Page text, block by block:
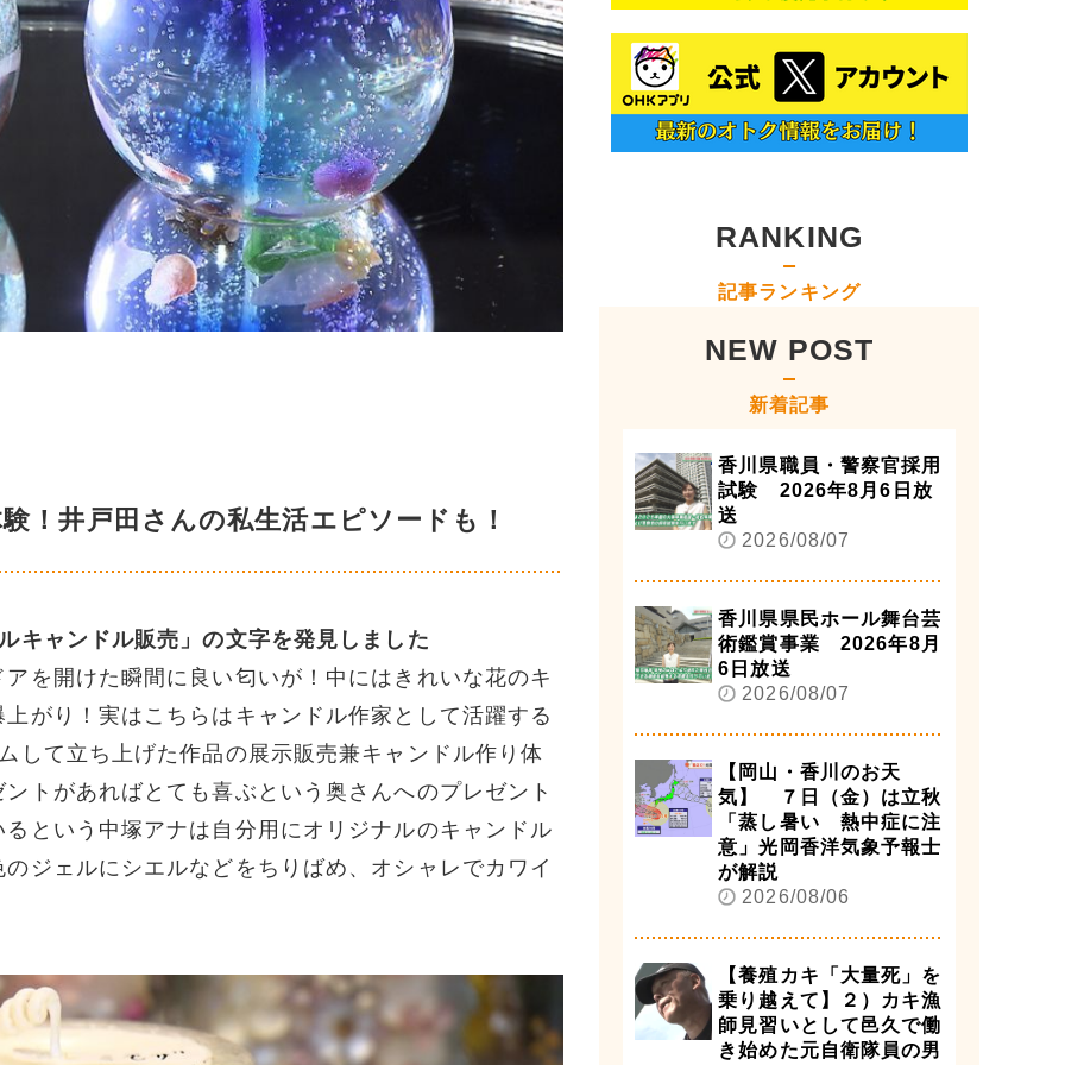
！井戸田さんの私生活エピソードも！
キャンドル販売」の文字を発見しました
を開けた瞬間に良い匂いが！中にはきれいな花のキ
がり！実はこちらはキャンドル作家として活躍する
して立ち上げた作品の展示販売兼キャンドル作り体
トがあればとても喜ぶという奥さんへのプレゼント
という中塚アナは自分用にオリジナルのキャンドル
ジェルにシエルなどをちりばめ、オシャレでカワイ
RANKING
記事ランキング
NEW POST
新着記事
香川県職員・警察官採用
試験 2026年8月6日放
送
2026/08/07
香川県県民ホール舞台芸
術鑑賞事業 2026年8月
6日放送
2026/08/07
【岡山・香川のお天
気】 ７日（金）は立秋
「蒸し暑い 熱中症に注
意」光岡香洋気象予報士
が解説
2026/08/06
【養殖カキ「大量死」を
乗り越えて】２）カキ漁
師見習いとして邑久で働
き始めた元自衛隊員の男